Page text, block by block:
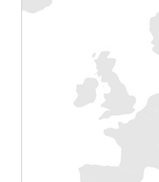
Assistance sur site
Un accompagnement
Nous proposons des